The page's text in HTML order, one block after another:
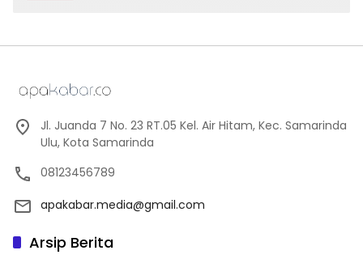
Jl. Juanda 7 No. 23 RT.05 Kel. Air Hitam, Kec. Samarinda
Ulu, Kota Samarinda
08123456789
apakabar.media@gmail.com
Arsip Berita